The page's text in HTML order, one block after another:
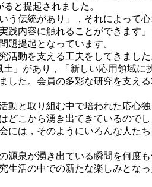
と提起されました。
伝統があり」，それによって
践内容に触れることができます
題提起となっています。
動を支える工夫をしてきまし
」があり，「新しい応用領域に
た。会員の多彩な研究を支え
と取り組む中で培われた応心
こから湧き出てきているので
は，そのようにいろんな人た
泉が湧き出ている瞬間を何度
活の中での新たな楽しみとなっ